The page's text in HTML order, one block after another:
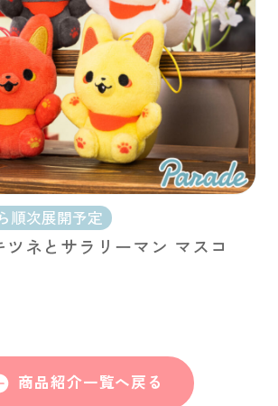
順次展開予定
ツネとサラリーマン マスコ
商品紹介一覧へ戻る